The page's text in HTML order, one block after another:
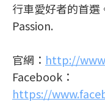
行車愛好者的首
Passion.
官網： http://
Facebook：
https://